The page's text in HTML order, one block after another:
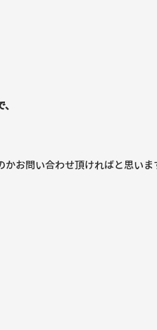
かお問い合わせ頂ければと思いま